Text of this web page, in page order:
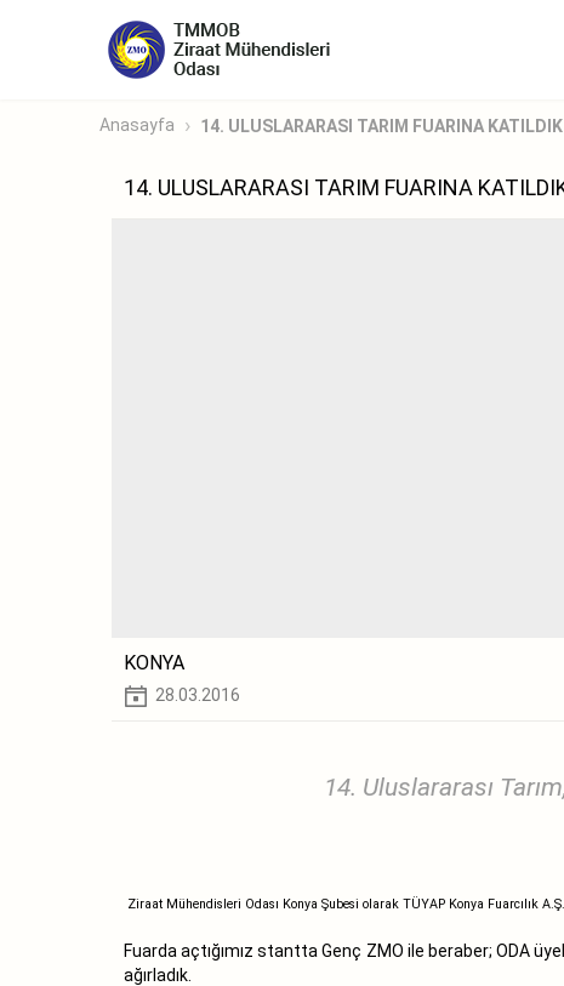
Anasayfa 14. ULUSLARARASI TARIM FUARINA KATILDIK
14. ULUSLARARASI TARIM FUARINA
KONYA
28.03.2016
14. Uluslararası
Ziraat Mühendisleri Odası Konya Şubesi olarak TÜYAP Konya Fuarcılık
Fuarda açtığımız stantta Genç ZMO ile beraber; ODA
ağırladık.